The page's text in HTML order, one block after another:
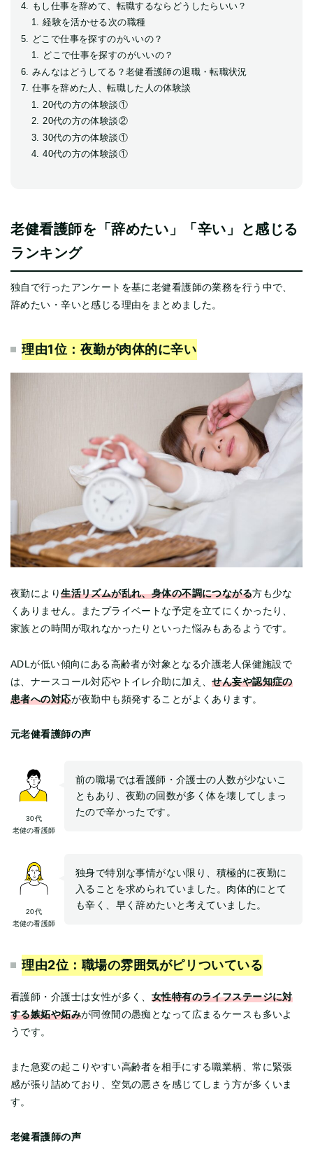
もし仕事を辞めて、転職するならどうしたらいい？
経験を活かせる次の職種
どこで仕事を探すのがいいの？
どこで仕事を探すのがいいの？
みんなはどうしてる？老健看護師の退職・転職状況
仕事を辞めた人、転職した人の体験談
20代の方の体験談①
20代の方の体験談②
30代の方の体験談①
40代の方の体験談①
老健看護師を「辞めたい」「辛い」と感じる
ランキング
独自で行ったアンケートを基に老健看護師の業務を行う中で、
辞めたい・辛いと感じる理由をまとめました。
理由1位： 夜勤が肉体的に辛い
夜勤により生活リズムが乱れ、身体の不調につながる方も少な
くありません。またプライベートな予定を立てにくかったり、
家族との時間が取れなかったりといった悩みもあるようです。
ADLが低い傾向にある高齢者が対象となる介護老人保健施設で
は、ナースコール対応やトイレ介助に加え、せん妄や認知症の
患者への対応が夜勤中も頻発することがよくあります。
元老健看護師の声
30代
老健の看護師
前の職場では看護師・介護士の人数が少ないこ
ともあり、夜勤の回数が多く体を壊してしまっ
たので辛かったです。
20代
老健の看護師
独身で特別な事情がない限り、積極的に夜勤に
入ることを求められていました。肉体的にとて
も辛く、早く辞めたいと考えていました。
理由2位： 職場の雰囲気がピリついている
看護師・介護士は女性が多く、 女性特有のライフステージに対
する嫉妬や妬みが同僚間の愚痴となって広まるケースも多いよ
うです。
また急変の起こりやすい高齢者を相手にする職業柄、常に緊張
感が張り詰めており、空気の悪さを感じてしまう方が多くいま
す。
老健看護師の声